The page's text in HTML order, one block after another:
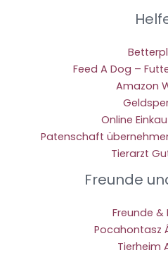
Feed A Dog –
Amazon
Online
Patenschaft
Tierarzt
Freunde
Freunde &
Pocahontasz
Tierheim